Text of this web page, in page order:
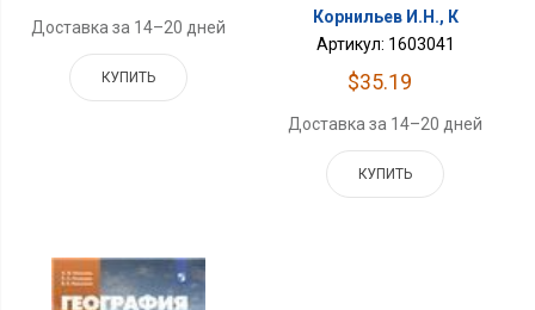
Доставка за 14–20 дней
КУПИТЬ
Корнильев И.Н., К
Артикул: 1603041
$35.19
Доставка за 14–20 дней
КУПИТЬ